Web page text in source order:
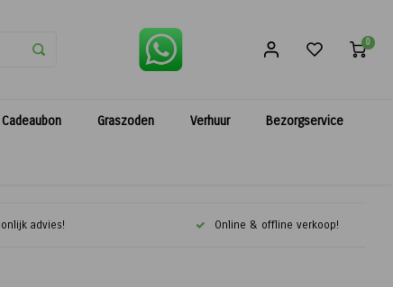
0
Cadeaubon Graszoden Verhuur Bezorgservice
advies! Online & offline verkoop!